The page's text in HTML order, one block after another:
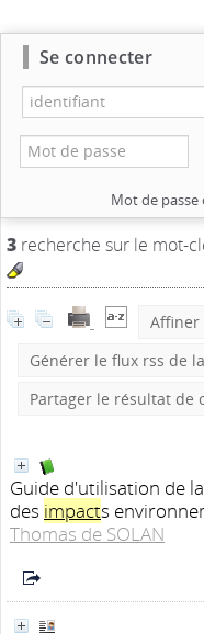
Catalogue
Nouvelle recherche
Résultat de la
3 recherche sur le mot-
Affiner
Générer le flux rss de
Partager le résultat de
Guide d'utilisation de
des impacts
Thomas de SOLAN
Se connecter
Mot de passe